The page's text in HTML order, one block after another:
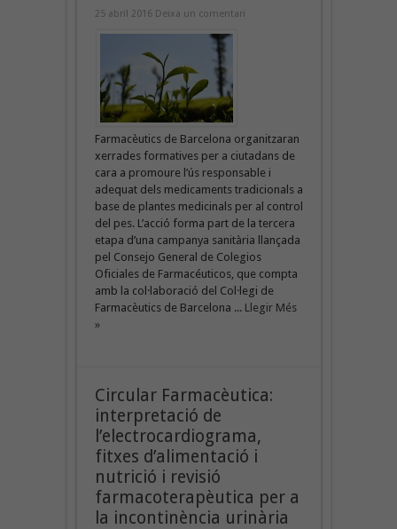
25 abril 2016 Deixa un comentari
Farmacèutics de Barcelona organitzaran
xerrades formatives per a ciutadans de
cara a promoure l’ús responsable i
adequat dels medicaments tradicionals a
base de plantes medicinals per al control
del pes. L’acció forma part de la tercera
etapa d’una campanya sanitària llançada
pel Consejo General de Colegios
Oficiales de Farmacéuticos, que compta
amb la col·laboració del Col·legi de
Farmacèutics de Barcelona ... Llegir Més
»
Circular Farmacèutica:
interpretació de
l’electrocardiograma,
fitxes d’alimentació i
nutrició i revisió
farmacoterapèutica per a
la incontinència urinària